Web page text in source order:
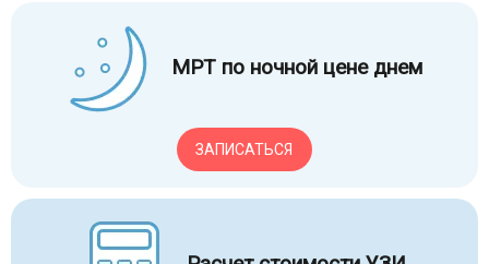
МРТ по ночной цене днем
ЗАПИСАТЬСЯ